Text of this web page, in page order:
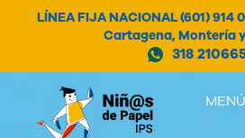
LÍNEA FIJA NACIONAL (601) 914
Cartagena, Montería
318
MENÚ